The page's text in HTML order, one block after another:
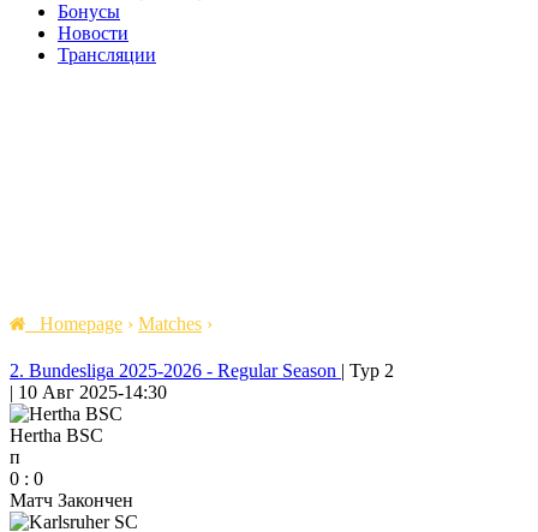
Бонусы
Новости
Трансляции
Homepage › Matches ›
2. Bundesliga 2025-2026 - Regular Season | Тур 2
| 10 Авг 2025-14:30
Hertha BSC
п
0 : 0
Матч Закончен